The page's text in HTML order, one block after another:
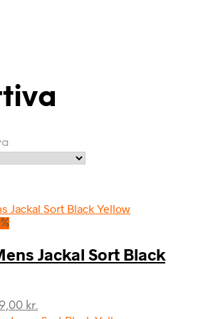
Jackal Sort Black
kr.